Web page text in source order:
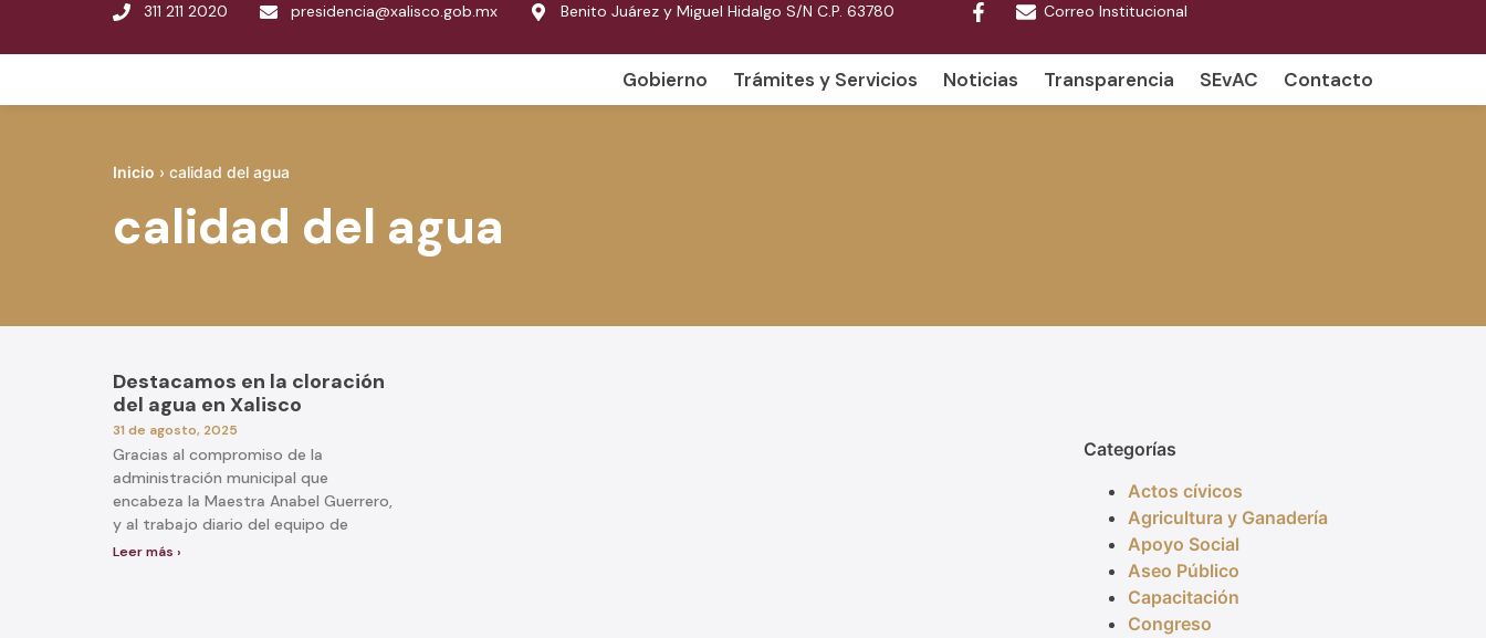
311 211 2020 presidencia@xalisco.gob.mx Benito Juárez y Miguel Hidalgo S/N C.P. 63780 Correo Institucional
Gobierno Trámites y Servicios Noticias Transparencia SEvAC Contacto
Inicio › calidad del agua
calidad del agua
Destacamos en la cloración
del agua en Xalisco
31 de agosto, 2025
Gracias al compromiso de la
administración municipal que
encabeza la Maestra Anabel Guerrero,
y al trabajo diario del equipo de
Leer más ›
Categorías
Actos cívicos
Agricultura y Ganadería
Apoyo Social
Aseo Público
Capacitación
Congreso